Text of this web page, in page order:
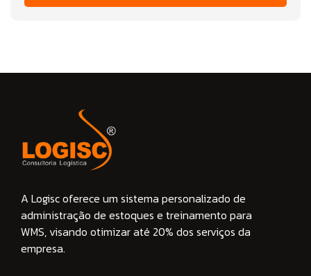
A Logisc oferece um sistema personalizado de
administração de estoques e treinamento para
WMS, visando otimizar até 20% dos serviços da
empresa.